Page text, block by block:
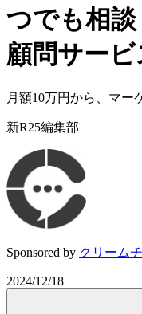
つでも相
顧問サー
月額10万円から、マー
新R25編集部
Sponsored by クリーム
2024/12/18